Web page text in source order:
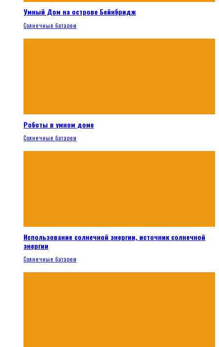
Умный Дом на острове Бейнбридж
Солнечные батареи
Роботы в умном доме
Солнечные батареи
Использование солнечной энергии, источник солнечной
энергии
Солнечные батареи